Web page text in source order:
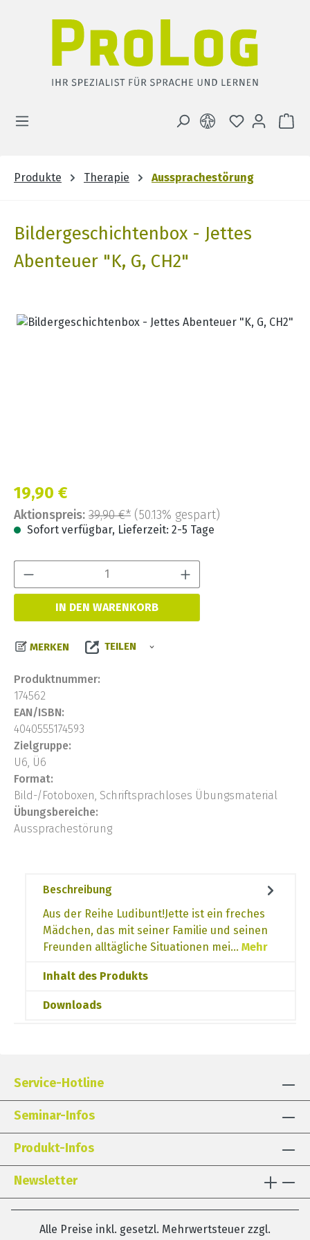
DU HAST 0
Produkte Therapie Aussprachestörung
Bildergeschichtenbox - Jettes
Abenteuer "K, G, CH2"
Bildergalerie überspringen
Verkaufspreis:
19,90 €
Aktionspreis: 39,90 €* (50.13% gespart)
Sofort verfügbar, Lieferzeit: 2-5 Tage
IN DEN WARENKORB
MERKEN TEILEN
Produktnummer:
174562
EAN/ISBN:
4040555174593
Zielgruppe:
U6, Ü6
Format:
Bild-/Fotoboxen, Schriftsprachloses Übungsmaterial
Übungsbereiche:
Aussprachestörung
Beschreibung
Aus der Reihe Ludibunt!Jette ist ein freches
Mädchen, das mit seiner Familie und seinen
Freunden alltägliche Situationen mei… Mehr
Inhalt des Produkts
Downloads
Service-Hotline
Seminar-Infos
Produkt-Infos
Newsletter
Alle Preise inkl. gesetzl. Mehrwertsteuer zzgl.